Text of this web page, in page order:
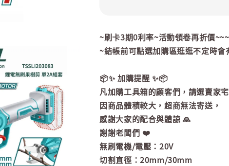
~刷卡3期0利率~活動領卷再折價~~~
~結帳前可點選加購區逛逛不定時會
📦✨ 加購提醒 ✨📦
凡加購工具箱的顧客們，請選賣家
因商品體積較大，超商無法寄送，
感謝大家的配合與體諒 🙏
謝謝老闆們 ❤️
無刷電機/電壓：20V
切割直徑：20mm/30mm